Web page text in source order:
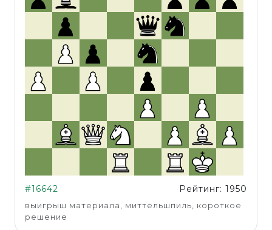
#16642 Рейтинг: 1950
выигрыш материала, миттельшпиль, короткое
решение